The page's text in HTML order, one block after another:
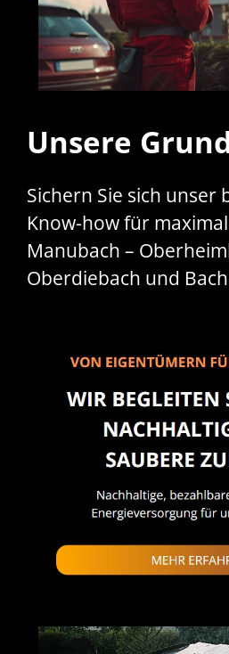
Unsere
Sichern Sie sich unser
Know-how für
Manubach –
Oberdiebach und